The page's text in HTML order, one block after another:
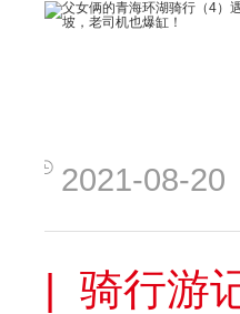
2021-08-20
| 骑行游